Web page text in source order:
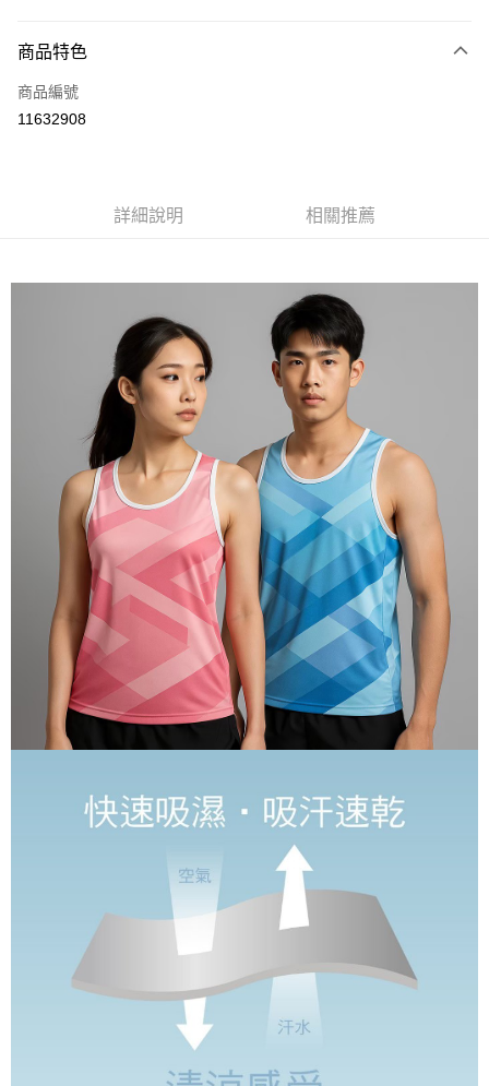
信用卡一次付款
運送方式
商品特色
商品編號
11632908
詳細說明 相關推薦